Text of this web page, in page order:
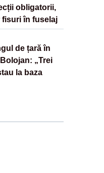
obligatorii,
în fuselaj
de țară în
„Trei
la baza